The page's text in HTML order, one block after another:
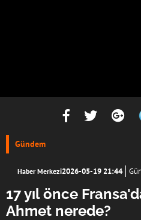
Gündem
Haber Merkezi2026-05-19 21:44
17 yıl önce
Ahmet nerede?